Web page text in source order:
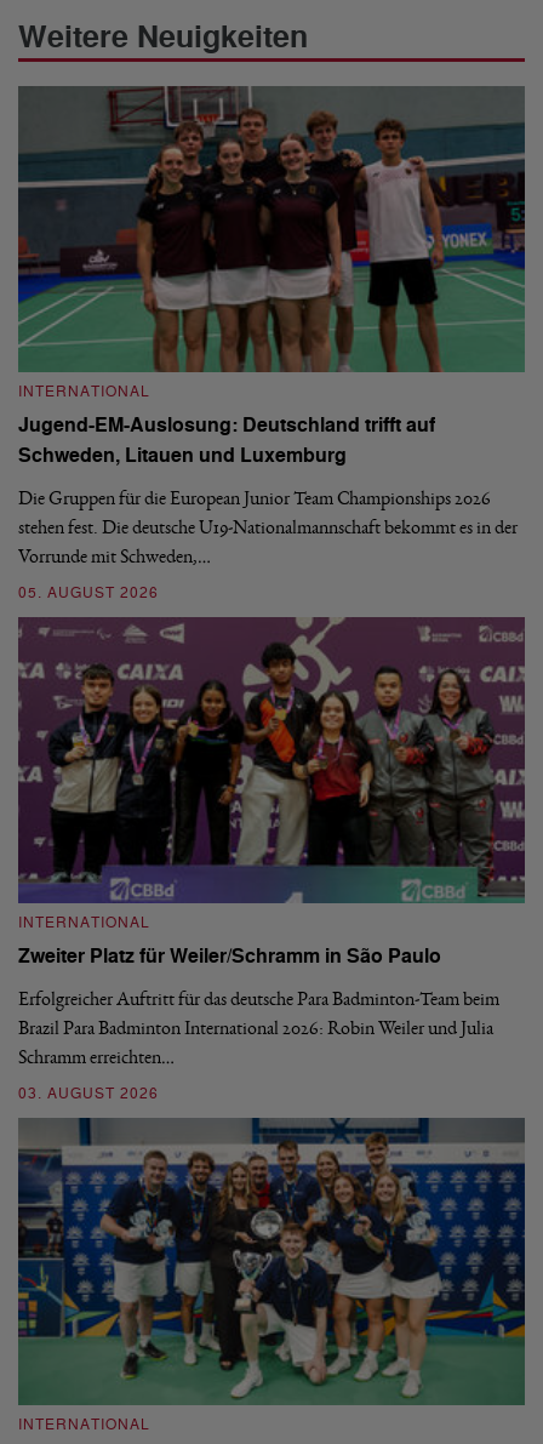
Weitere Neuigkeiten
INTERNATIONAL
Jugend-EM-Auslosung: Deutschland trifft auf
Schweden, Litauen und Luxemburg
Die Gruppen für die European Junior Team Championships 2026
stehen fest. Die deutsche U19-Nationalmannschaft bekommt es in der
Vorrunde mit Schweden,…
05. AUGUST 2026
INTERNATIONAL
Zweiter Platz für Weiler/Schramm in São Paulo
Erfolgreicher Auftritt für das deutsche Para Badminton-Team beim
Brazil Para Badminton International 2026: Robin Weiler und Julia
Schramm erreichten…
03. AUGUST 2026
INTERNATIONAL